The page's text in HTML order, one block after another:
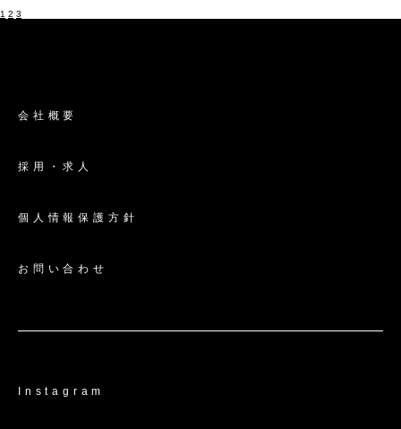
1 2 3
Instagram
会社概要
採用・求人
個人情報保護方針
お問い合わせ